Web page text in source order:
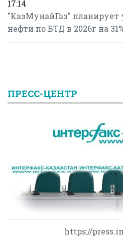
17:14
"КазМунайГаз" планирует
нефти по БТД в 2026г на
ПРЕСС-ЦЕНТР
https://